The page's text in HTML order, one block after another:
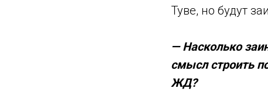
Туве, но будут
— Насколько
смысл строить
ЖД?